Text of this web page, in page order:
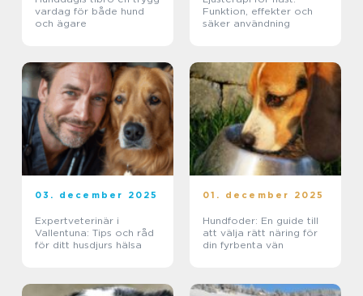
vardag för både hund
och ägare
Funktion, effekter och
säker användning
03. december 2025
Expertveterinär i
Vallentuna: Tips och råd
för ditt husdjurs hälsa
01. december 2025
Hundfoder: En guide till
att välja rätt näring för
din fyrbenta vän